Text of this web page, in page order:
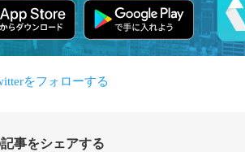
事をシェアする